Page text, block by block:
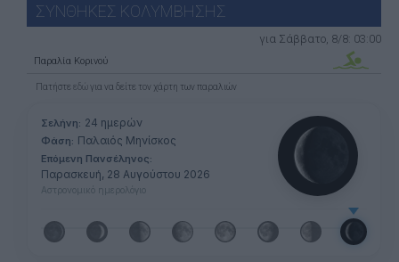
ΣΥΝΘΗΚΕΣ ΚΟΛΥΜΒΗΣΗΣ
για Σάββατο, 8/8: 03:00
Παραλία Κορινού
Πατήστε εδώγια να δείτε τον χάρτη των παραλιών
Σελήνη: 24 ημερών
Φάση: Παλαιός Μηνίσκος
Επόμενη Πανσέληνος:
Παρασκευή, 28 Αυγούστου 2026
Αστρονομικό ημερολόγιο